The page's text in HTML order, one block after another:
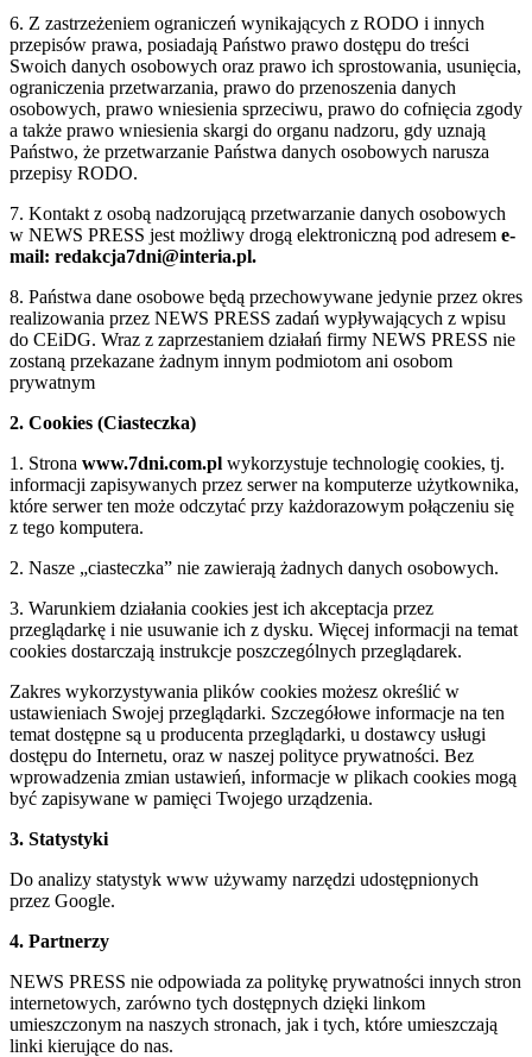
6. Z zastrzeżeniem ograniczeń wynikających z RODO i innych
przepisów prawa, posiadają Państwo prawo dostępu do treści
Swoich danych osobowych oraz prawo ich sprostowania, usunięcia,
ograniczenia przetwarzania, prawo do przenoszenia danych
osobowych, prawo wniesienia sprzeciwu, prawo do cofnięcia zgody
a także prawo wniesienia skargi do organu nadzoru, gdy uznają
Państwo, że przetwarzanie Państwa danych osobowych narusza
przepisy RODO.
7. Kontakt z osobą nadzorującą przetwarzanie danych osobowych
w NEWS PRESS jest możliwy drogą elektroniczną pod adresem e-
mail: redakcja7dni@interia.pl.
8. Państwa dane osobowe będą przechowywane jedynie przez okres
realizowania przez NEWS PRESS zadań wypływających z wpisu
do CEiDG. Wraz z zaprzestaniem działań firmy NEWS PRESS nie
zostaną przekazane żadnym innym podmiotom ani osobom
prywatnym
2. Cookies (Ciasteczka)
1. Strona www.7dni.com.pl wykorzystuje technologię cookies, tj.
informacji zapisywanych przez serwer na komputerze użytkownika,
które serwer ten może odczytać przy każdorazowym połączeniu się
z tego komputera.
2. Nasze „ciasteczka” nie zawierają żadnych danych osobowych.
3. Warunkiem działania cookies jest ich akceptacja przez
przeglądarkę i nie usuwanie ich z dysku. Więcej informacji na temat
cookies dostarczają instrukcje poszczególnych przeglądarek.
Zakres wykorzystywania plików cookies możesz określić w
ustawieniach Swojej przeglądarki. Szczegółowe informacje na ten
temat dostępne są u producenta przeglądarki, u dostawcy usługi
dostępu do Internetu, oraz w naszej polityce prywatności. Bez
wprowadzenia zmian ustawień, informacje w plikach cookies mogą
być zapisywane w pamięci Twojego urządzenia.
3. Statystyki
Do analizy statystyk www używamy narzędzi udostępnionych
przez Google.
4. Partnerzy
NEWS PRESS nie odpowiada za politykę prywatności innych stron
internetowych, zarówno tych dostępnych dzięki linkom
umieszczonym na naszych stronach, jak i tych, które umieszczają
linki kierujące do nas.